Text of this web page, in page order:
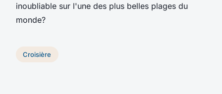
inoubliable sur l'une des plus belles plages du
monde?
Croisière